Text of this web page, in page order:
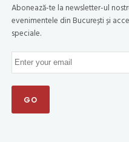
Abonează-te la newsletter-ul
evenimentele din București și
speciale.
GO